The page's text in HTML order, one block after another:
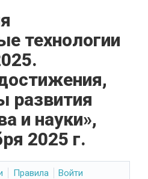
технологии
развития
и науки»,
2025 г.
Правила Войти